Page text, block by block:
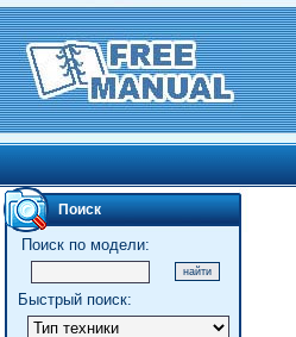
Поиск
Поиск по модели:
Быстрый поиск: